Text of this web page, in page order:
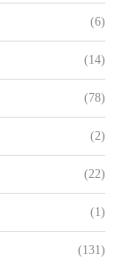
(6)
(14)
(78)
(2)
(22)
(1)
(131)